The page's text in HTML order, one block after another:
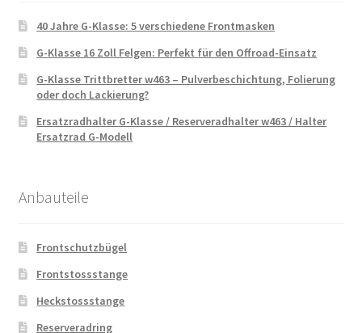
40 Jahre G-Klasse: 5 verschiedene Frontmasken
G-Klasse 16 Zoll Felgen: Perfekt für den Offroad-Einsatz
G-Klasse Trittbretter w463 – Pulverbeschichtung, Folierung
oder doch Lackierung?
Ersatzradhalter G-Klasse / Reserveradhalter w463 / Halter
Ersatzrad G-Modell
Anbauteile
Frontschutzbügel
Frontstossstange
Heckstossstange
Reserveradring